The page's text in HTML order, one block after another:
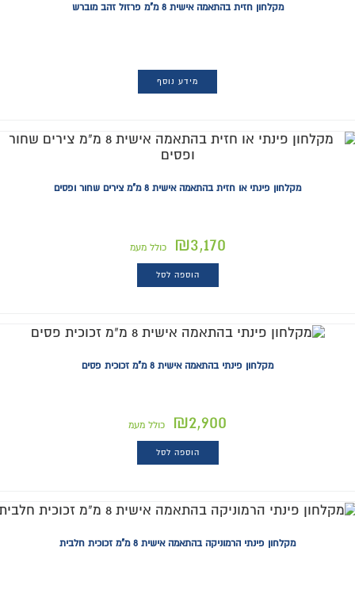
מקלחון חזית בהתאמה אישית 8 מ"מ פרזול זהב מוברש
מידע נוסף
מקלחון פינתי או חזית בהתאמה אישית 8 מ"מ צירים שחור ופסים
₪3,170 כולל מעמ
הוספה לסל
מקלחון פינתי בהתאמה אישית 8 מ"מ זכוכית פסים
₪2,900 כולל מעמ
הוספה לסל
מקלחון פינתי הרמוניקה בהתאמה אישית 8 מ"מ זכוכית חלבית